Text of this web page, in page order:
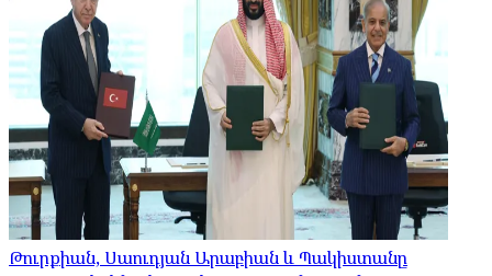
Թուրքիան, Սաուդյան Արաբիան և Պակիստանը